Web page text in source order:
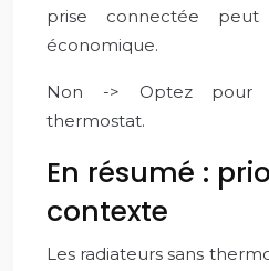
prise connectée
économique.
Non -> Optez pour
thermostat.
En résumé :
contexte
Les radiateurs sans